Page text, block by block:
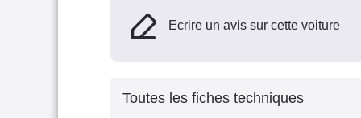
Ecrire un avis sur cette voiture
Toutes les fiches techniques